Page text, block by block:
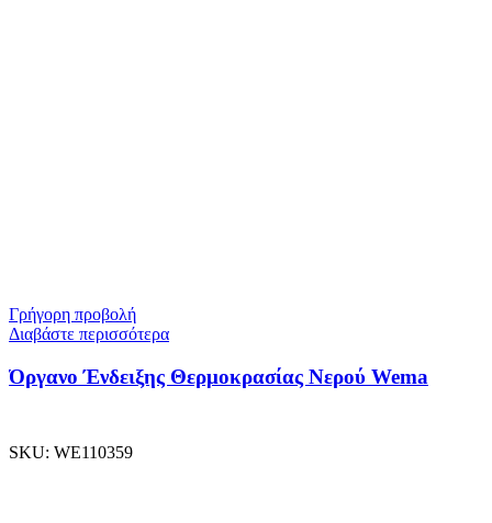
Γρήγορη προβολή
Διαβάστε περισσότερα
Όργανο Ένδειξης Θερμοκρασίας Νερού Wema
SKU: WE110359